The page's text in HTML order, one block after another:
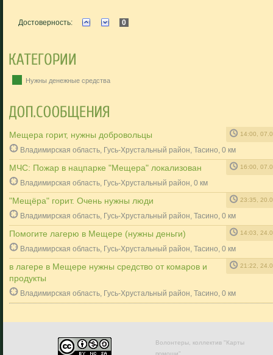
Достоверность: 0
Нужны денежные средства
Мещера горит, нужны добровольцы 14:00,
Владимирская область, Гусь-Хрустальный район, Тасино, 0 км
МЧС: Пожар в нацпарке "Мещера" локализован 16:00,
Владимирская область, Гусь-Хрустальный район, 0 км
"Мещёра" горит. Очень нужны люди 23:35,
Владимирская область, Гусь-Хрустальный район, Тасино, 0 км
Помогите лагерю в Мещере (нужны деньги) 14:03,
Владимирская область, Гусь-Хрустальный район, Тасино, 0 км
в лагере в Мещере нужны средство от комаров и
продукты
21:22,
Владимирская область, Гусь-Хрустальный район, Тасино, 0 км
Волонтеры, коллектив "Карты
помощи"